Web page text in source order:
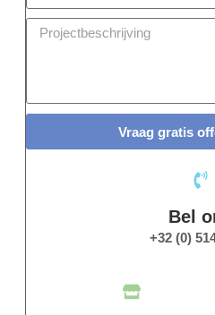
Vraag gratis
Bel
+32 (0)